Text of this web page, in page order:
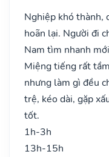
Nghiệp khó thành,
hoãn lại. Người đi
Nam tìm nhanh
Miệng tiếng rất
nhưng làm gì đều
trệ, kéo dài, gặp
tốt.
1h-3h
13h-15h